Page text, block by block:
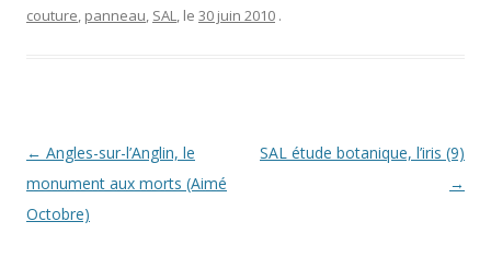
couture, panneau, SAL, le 30 juin 2010 .
Navigation
des
articles
← Angles-sur-l’Anglin, le
monument aux morts (Aimé
Octobre)
SAL étude botanique, l’iris (9)
→